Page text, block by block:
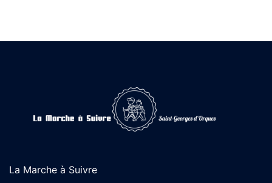
La Marche à Suivre